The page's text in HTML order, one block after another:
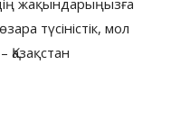
жақындарыңызға
түсіністік, мол
Қазақстан